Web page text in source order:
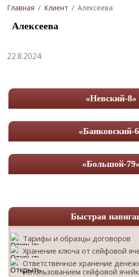
«Невский-8»
«Банковский-
«Большой-79»
Главная Клиент Алексеева
Алексеева
22.8.2024
Быстрая
Тарифы и образцы договоров
Хранение ключа от сейфовой
Ответственное хранение
использованием сейфовой